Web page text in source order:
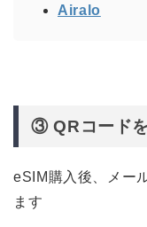
Airalo
③ QRコード
eSIM購入後、メー
ます